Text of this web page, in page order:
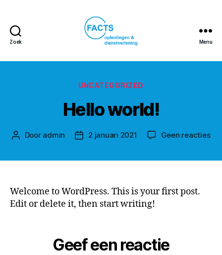
Zoek
opleidingen
dienstverlening
Menu
Categorieën
UNCATEGORIZED
Hello world!
Berichtauteur
Door admin Berichtdatum
2 januari 2021 Geen reactiesop
Welcome to WordPress. This is your first post.
Edit or delete it, then start writing!
Geef een reactie